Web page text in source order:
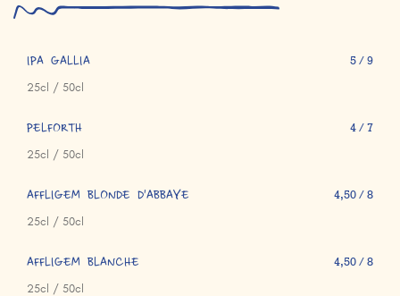
IPA GALLIA
25cl / 50cl
5 / 9
PELFORTH
25cl / 50cl
4 / 7
AFFLIGEM BLONDE D'ABBAYE
25cl / 50cl
4,50 / 8
AFFLIGEM BLANCHE
25cl / 50cl
4,50 / 8